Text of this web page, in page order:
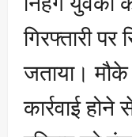
गिरफ्तारी
जताया।
कार्रवाई होने